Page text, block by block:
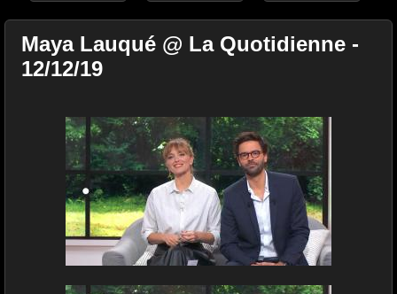
Maya Lauqué @ La Quotidienne -
12/12/19